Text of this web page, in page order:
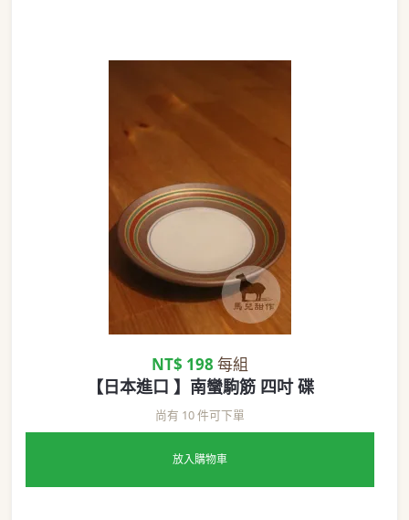
NT$ 198 每組
【日本進口 】南蠻駒筋 四吋 碟
尚有 10 件可下單
放入購物車